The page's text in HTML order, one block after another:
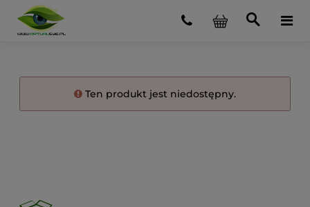
Ten produkt jest niedostępny.